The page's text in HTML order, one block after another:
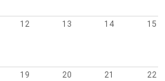
12 13 14 15
19 20 21 22